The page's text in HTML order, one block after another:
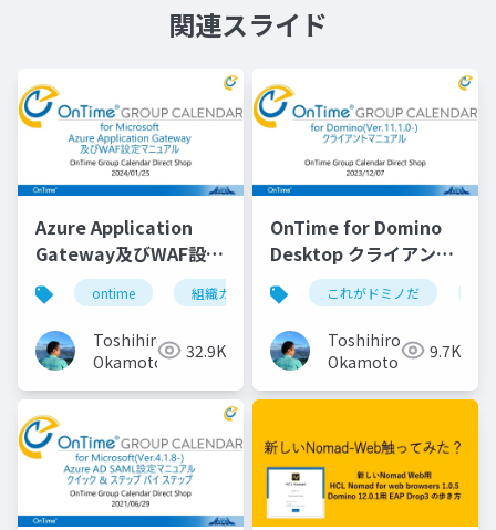
関連スライド
Azure Application
Gateway及びWAF設定
マニュアル
ontime 組織カレンダー 組織スケジュール
Toshihiro
Okamoto
32.9K
OnTime for Domino
Desktop クライアント
マニュアルこれがドミノだ
Toshihiro
Okamoto
9.7K